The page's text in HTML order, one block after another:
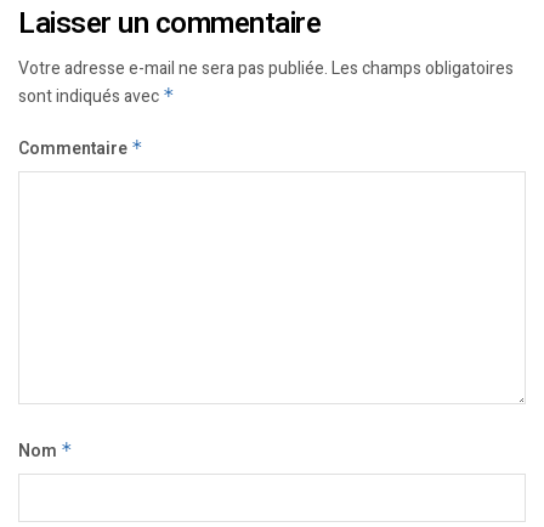
Laisser un commentaire
Votre adresse e-mail ne sera pas publiée.Les champs obligatoires
sont indiqués avec *
Commentaire *
Nom *